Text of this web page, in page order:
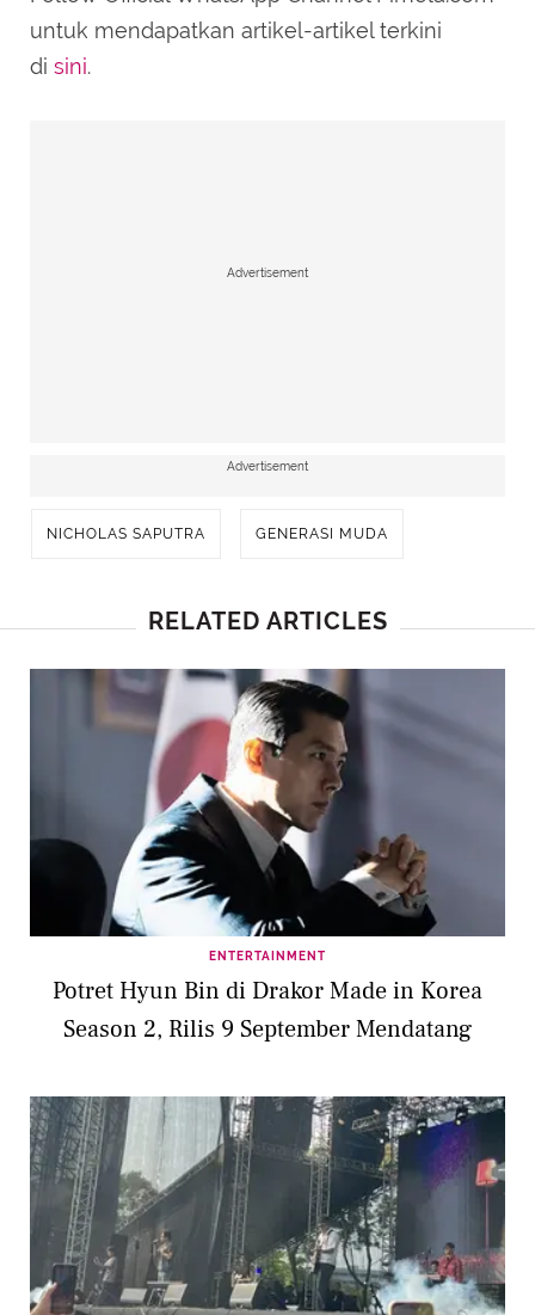
untuk mendapatkan artikel-artikel terkini
di sini.
Advertisement
Advertisement
NICHOLAS SAPUTRA GENERASI MUDA
RELATED ARTICLES
ENTERTAINMENT
Potret Hyun Bin di Drakor Made in Korea
Season 2, Rilis 9 September Mendatang